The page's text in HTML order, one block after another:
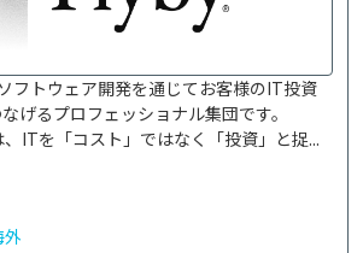
フトウェア開発を通じてお客様のIT投資
げるプロフェッショナル集団です。
ITを「コスト」ではなく「投資」と捉...
外